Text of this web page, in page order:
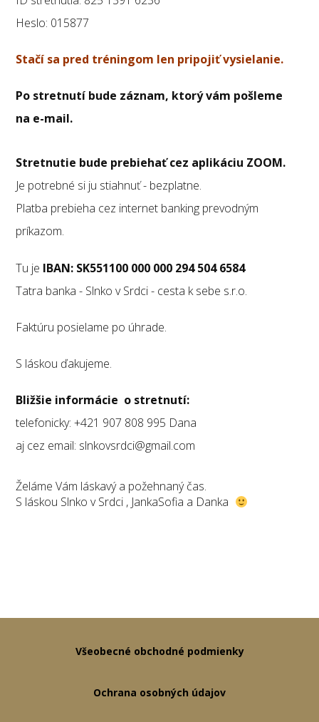
Heslo: 015877
Stačí sa pred tréningom len pripojiť vysielanie.
Po stretnutí bude záznam, ktorý vám pošleme
na e-mail.
Stretnutie bude prebiehať cez aplikáciu ZOOM.
Je potrebné si ju stiahnuť - bezplatne.
Platba prebieha cez internet banking prevodným
príkazom.
Tu je IBAN: SK551100 000 000 294 504 6584
Tatra banka - Slnko v Srdci - cesta k sebe s.r.o.
Faktúru posielame po úhrade.
S láskou ďakujeme.
Bližšie informácie o stretnutí:
telefonicky: +421 907 808 995 Dana
aj cez email: slnkovsrdci@gmail.com
Želáme Vám láskavý a požehnaný čas.
S láskou Slnko v Srdci , JankaSofia a Danka
Všeobecné obchodné podmienky
Ochrana osobných údajov